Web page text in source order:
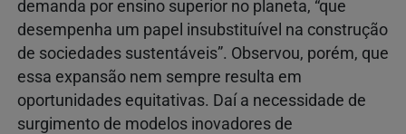
demanda por ensino superior no planeta, “que
desempenha um papel insubstituível na construção
de sociedades sustentáveis”. Observou, porém, que
essa expansão nem sempre resulta em
oportunidades equitativas. Daí a necessidade de
surgimento de modelos inovadores de